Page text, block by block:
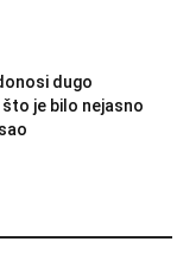
dugo
je bilo nejasno